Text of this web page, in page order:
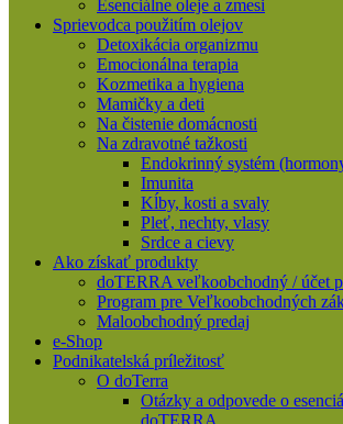
Esenciálne oleje a zmesi
Sprievodca použitím olejov
Detoxikácia organizmu
Emocionálna terapia
Kozmetika a hygiena
Mamičky a deti
Na čistenie domácnosti
Na zdravotné tažkosti
Endokrinný systém
Imunita
Kĺby, kosti a svaly
Pleť, nechty, vlasy
Srdce a cievy
Ako získať produkty
doTERRA veľkoobchodný / účet
Program pre Veľkoobchodných
Maloobchodný predaj
e-Shop
Podnikatelská príležitosť
O doTerra
Otázky a odpovede o
doTERRA